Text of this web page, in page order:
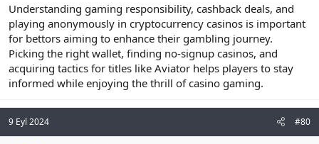
Understanding gaming responsibility, cashback deals, and
playing anonymously in cryptocurrency casinos is important
for bettors aiming to enhance their gambling journey.
Picking the right wallet, finding no-signup casinos, and
acquiring tactics for titles like Aviator helps players to stay
informed while enjoying the thrill of casino gaming.
9 Eyl 2024 #80